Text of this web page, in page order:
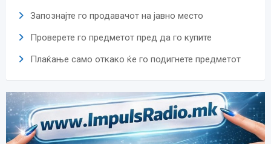
Запознајте го продавачот на јавно место
Проверете го предметот пред да го купите
Плаќање само откако ќе го подигнете предметот